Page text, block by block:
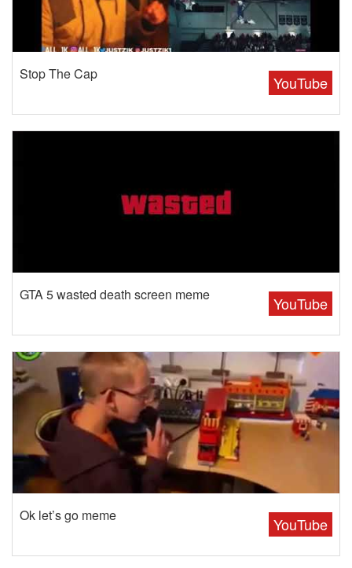
YouTube
Stop The Cap
YouTube
GTA 5 wasted death screen meme
YouTube
Ok let’s go meme